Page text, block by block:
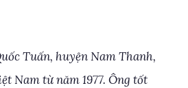
Tuấn, huyện Nam Thanh,
Nam từ năm 1977. Ông tốt